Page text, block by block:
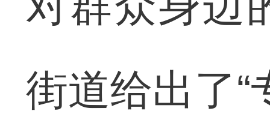
街道给出了“